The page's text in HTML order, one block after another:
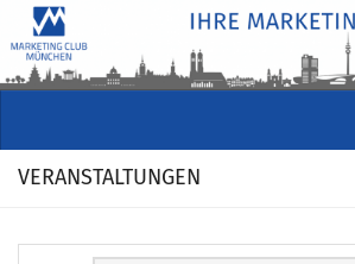
VERANSTALTUNGEN
Rückblicke
VERANSTALTUNGEN